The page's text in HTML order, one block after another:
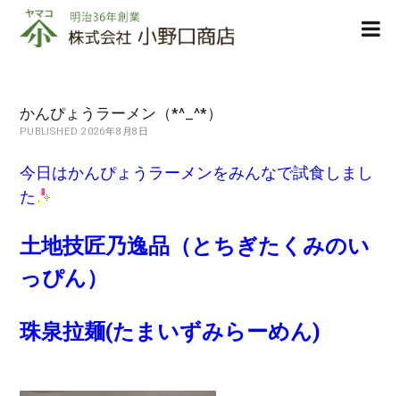
株
式
小
野
商
店
かんぴょうラーメン（*^_^*）
PUBLISHED 2026年8月8日
今日はかんぴょうラーメンをみんなで試食しまし
た
土地技匠乃逸品（とちぎたくみのい
っぴん）
珠泉拉麺(たまいずみらーめん)